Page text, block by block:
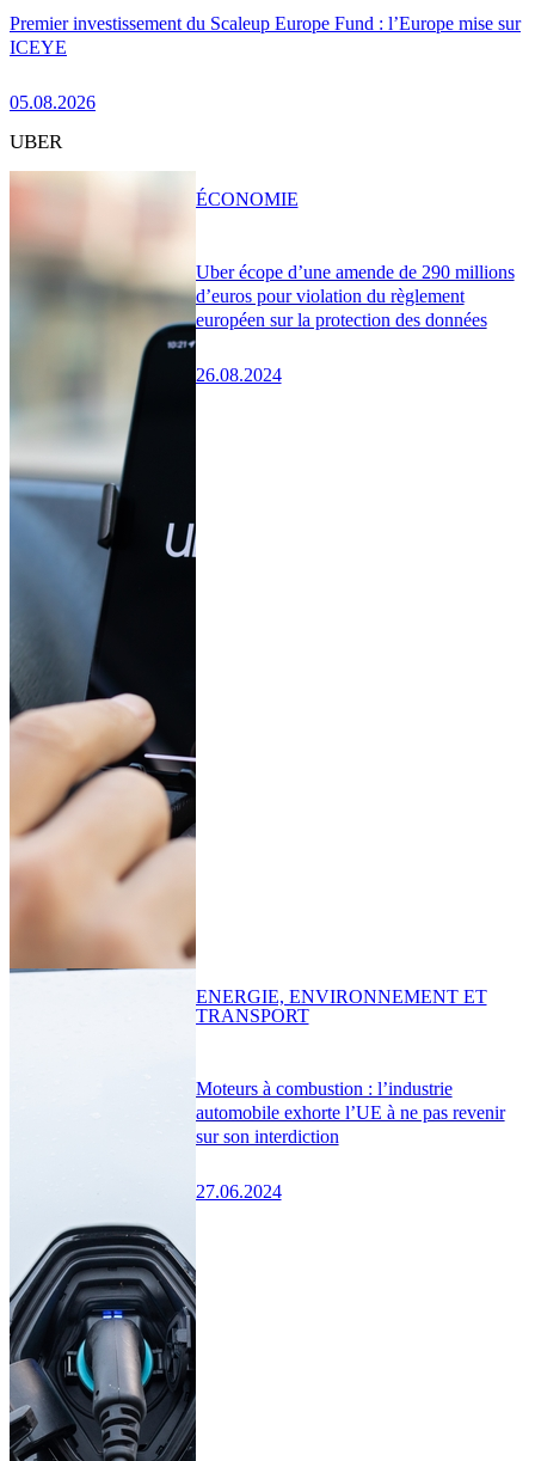
Premier investissement du Scaleup Europe Fund : l’Europe mise sur
ICEYE
05.08.2026
UBER
Uber écope d’une amende de 290 millions
d’euros pour violation du règlement
européen sur la protection des données
26.08.2024
ÉCONOMIE
Moteurs à combustion : l’industrie
automobile exhorte l’UE à ne pas revenir
sur son interdiction
27.06.2024
ENERGIE, ENVIRONNEMENT ET
TRANSPORT